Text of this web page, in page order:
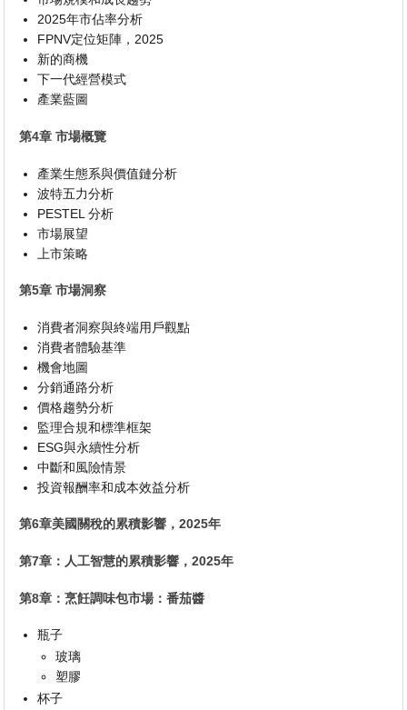
2025年市佔率分析
FPNV定位矩陣，2025
新的商機
下一代經營模式
產業藍圖
第4章 市場概覽
產業生態系與價值鏈分析
波特五力分析
PESTEL 分析
市場展望
上市策略
第5章 市場洞察
消費者洞察與終端用戶觀點
消費者體驗基準
機會地圖
分銷通路分析
價格趨勢分析
監理合規和標準框架
ESG與永續性分析
中斷和風險情景
投資報酬率和成本效益分析
第6章美國關稅的累積影響，2025年
第7章：人工智慧的累積影響，2025年
第8章：烹飪調味包市場：番茄醬
瓶子
玻璃
塑膠
杯子